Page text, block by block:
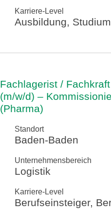
Karriere-Level
Ausbildung, Studium
Fachlagerist /
(m/w/d) –
(Pharma)
Standort
Baden-Baden
Unternehmensbereich
Logistik
Karriere-Level
Berufseinsteiger,